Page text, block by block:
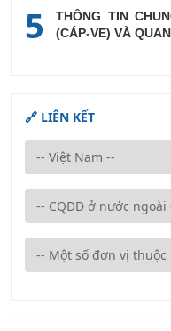
5
THÔNG TIN
(CÁP-VE) VÀ
🔗 LIÊN KẾT